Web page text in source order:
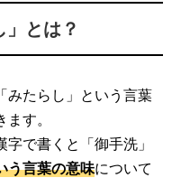
とは？
みたらし」という言葉
す。
で書くと「御手洗」
う言葉の意味について